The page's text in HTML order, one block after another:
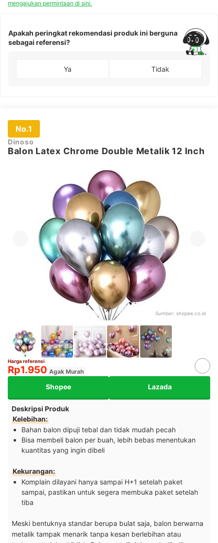
mengajukan permintaan di sini.
Apakah peringkat rekomendasi produk ini berguna
sebagai referensi?
Ya Tidak
No.1
Dinoso
Balon Latex Chrome Double Metalik 12 Inch
Sumber: shopee.co.id
Harga referensi
Rp1.950 Agak Murah
Shopee Lazada
Deskripsi Produk
Kelebihan:
Bahan balon dipuji tebal dan tidak mudah pecah
Bisa membeli balon per buah, lebih bebas menentukan
kuantitas yang ingin dibeli
Kekurangan:
Komplain dilayani hanya sampai H+1 setelah paket
sampai, pastikan untuk segera membuka paket setelah
tiba
Meski bentuknya standar berupa bulat saja, balon berwarna
metalik tampak menarik tanpa kesan berlebihan atau